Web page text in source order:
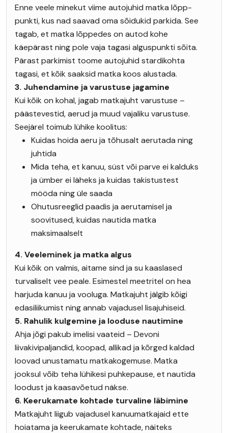
Enne veele minekut viime autojuhid matka lõpp-
punkti, kus nad saavad oma sõidukid parkida. See
tagab, et matka lõppedes on autod kohe
käepärast ning pole vaja tagasi alguspunkti sõita.
Pärast parkimist toome autojuhid stardikohta
tagasi, et kõik saaksid matka koos alustada.
3. Juhendamine ja varustuse jagamine
Kui kõik on kohal, jagab matkajuht varustuse –
päästevestid, aerud ja muud vajaliku varustuse.
Seejärel toimub lühike koolitus:
Kuidas hoida aeru ja tõhusalt aerutada ning
juhtida
Mida teha, et kanuu, süst või parve ei kalduks
ja ümber ei läheks ja kuidas takistustest
mööda ning üle saada
Ohutusreeglid paadis ja aerutamisel ja
soovitused, kuidas nautida matka
maksimaalselt
4. Veeleminek ja matka algus
Kui kõik on valmis, aitame sind ja su kaaslased
turvaliselt vee peale. Esimestel meetritel on hea
harjuda kanuu ja vooluga. Matkajuht jälgib kõigi
edasiliikumist ning annab vajadusel lisajuhiseid.
5. Rahulik kulgemine ja looduse nautimine
Ahja jõgi pakub imelisi vaateid – Devoni
liivakivipaljandid, koopad, allikad ja kõrged kaldad
loovad unustamatu matkakogemuse. Matka
jooksul võib teha lühikesi puhkepause, et nautida
loodust ja kaasavõetud näkse.
6. Keerukamate kohtade turvaline läbimine
Matkajuht liigub vajadusel kanuumatkajaid ette
hoiatama ja keerukamate kohtade, näiteks